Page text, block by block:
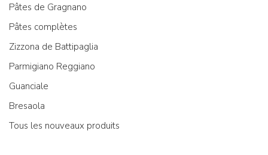
Pâtes de Gragnano
Pâtes complètes
Zizzona de Battipaglia
Parmigiano Reggiano
Guanciale
Bresaola
Tous les nouveaux produits